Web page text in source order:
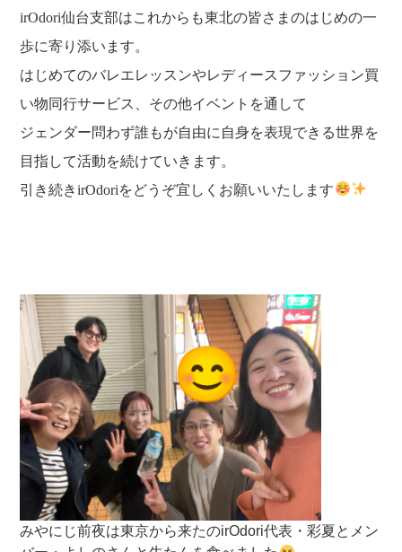
irOdori仙台支部はこれからも東北の皆さまのはじめの一
歩に寄り添います。
はじめてのバレエレッスンやレディースファッション買
い物同行サービス、その他イベントを通して
ジェンダー問わず誰もが自由に自身を表現できる世界を
目指して活動を続けていきます。
引き続きirOdoriをどうぞ宜しくお願いいたします
みやにじ前夜は東京から来たのirOdori代表・彩夏とメン